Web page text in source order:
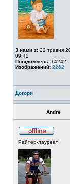
З нами з: 22 травня
09:42
Повідомлень: 14242
Изображений: 2262
Догори
Andre
Райтер-лауреат